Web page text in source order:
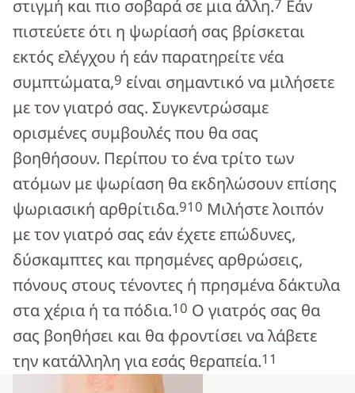
στιγμή και πιο σοβαρά σε μια άλλη.
Εάν
πιστεύετε ότι η ψωρίασή σας βρίσκεται
εκτός ελέγχου ή εάν παρατηρείτε νέα
συμπτώματα,9 είναι σημαντικό να μιλήσετε
με τον γιατρό σας. Συγκεντρώσαμε
ορισμένες συμβουλές που θα σας
βοηθήσουν. Περίπου το ένα τρίτο των
ατόμων με ψωρίαση θα εκδηλώσουν επίσης
ψωριασική αρθρίτιδα.910 Μιλήστε λοιπόν
με τον γιατρό σας εάν έχετε επώδυνες,
δύσκαμπτες και πρησμένες αρθρώσεις,
πόνους στους τένοντες ή πρησμένα δάκτυλα
στα χέρια ή τα πόδια.10 Ο γιατρός σας θα
σας βοηθήσει και θα φροντίσει να λάβετε
την κατάλληλη για εσάς θεραπεία.11